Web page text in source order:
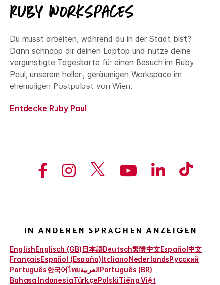
Ruby Workspaces
Du musst arbeiten, während du in der Stadt bist?
Dann schnapp dir deinen Laptop und nutze deine
vergünstigte Tageskarte für einen Besuch im Ruby
Paul, unserem hellen, geräumigen Workspace im
ehemaligen Postpalast von Wien.
Entdecke Ruby Paul
In anderen Sprachen anzeigen
EnglishEnglisch (GB) 日本語Deutsch繁體中文Español中文
FrançaisEspañol (España)ItalianoNederlandsРусский
Português한국어ไทยالعربيةPortuguês (BR)
Bahasa IndonesiaTürkçePolskiTiếng Việt